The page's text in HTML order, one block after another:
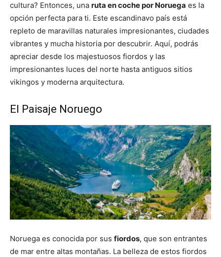
cultura? Entonces, una ruta en coche por Noruega es la
opción perfecta para ti. Este escandinavo país está
repleto de maravillas naturales impresionantes, ciudades
vibrantes y mucha historia por descubrir. Aquí, podrás
apreciar desde los majestuosos fiordos y las
impresionantes luces del norte hasta antiguos sitios
vikingos y moderna arquitectura.
El Paisaje Noruego
Noruega es conocida por sus fiordos, que son entrantes
de mar entre altas montañas. La belleza de estos fiordos